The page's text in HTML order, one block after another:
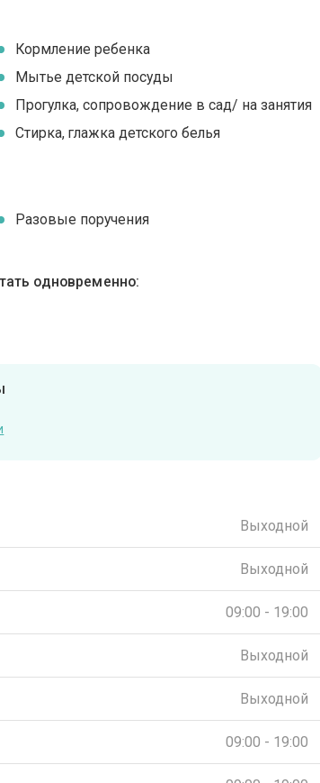
Кормление ребенка
Мытье детской посуды
Прогулка, сопровождение в сад/ на занятия
Стирка, глажка детского белья
Разовые поручения
одновременно:
Выходной
Выходной
09:00 - 19:00
Выходной
Выходной
09:00 - 19:00